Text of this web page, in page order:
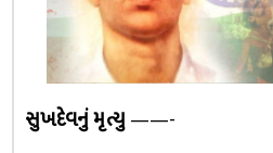
સુખદેવનું મૃત્યુ——-